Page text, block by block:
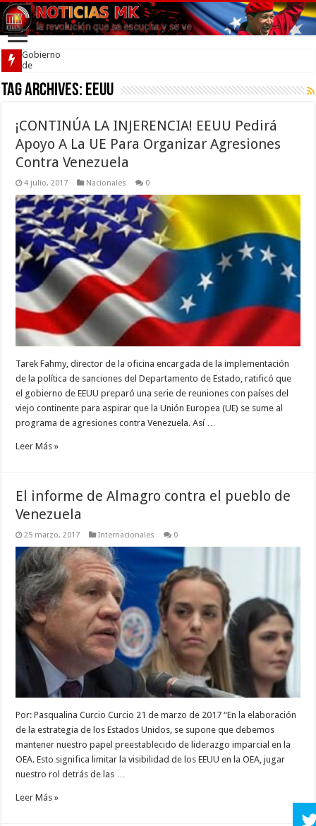
Gobierno
de
firmó
acuerdo
Tag Archives: EEUU
¡CONTINÚA LA INJERENCIA! EEUU Pedirá
Apoyo A La UE Para Organizar Agresiones
Contra Venezuela
4 julio, 2017 Nacionales 0
Tarek Fahmy, director de la oficina encargada de la implementación
de la política de sanciones del Departamento de Estado, ratificó que
el gobierno de EEUU preparó una serie de reuniones con países del
viejo continente para aspirar que la Unión Europea (UE) se sume al
programa de agresiones contra Venezuela. Así …
Leer Más »
El informe de Almagro contra el pueblo de
Venezuela
25 marzo, 2017 Internacionales 0
Por: Pasqualina Curcio Curcio 21 de marzo de 2017 “En la elaboración
de la estrategia de los Estados Unidos, se supone que debemos
mantener nuestro papel preestablecido de liderazgo imparcial en la
OEA. Esto significa limitar la visibilidad de los EEUU en la OEA, jugar
nuestro rol detrás de las …
Leer Más »